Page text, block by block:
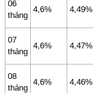
06
tháng
4,6% 4,49%
07
tháng
4,6% 4,47%
08
tháng
4,6% 4,46%